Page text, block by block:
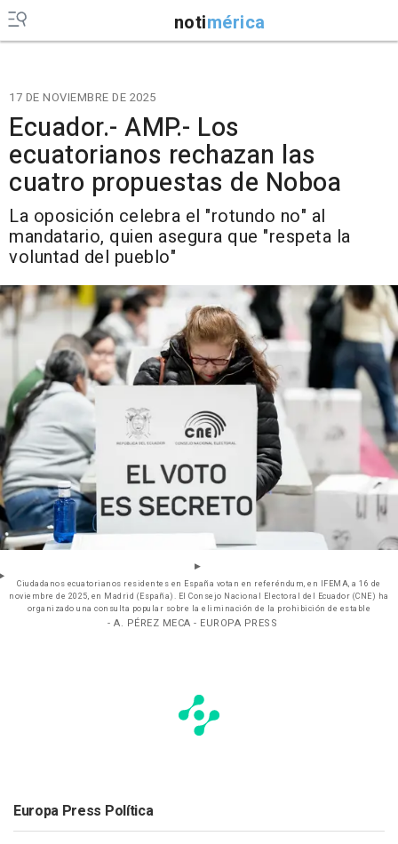
notimérica
17 DE NOVIEMBRE DE 2025
Ecuador.- AMP.- Los
ecuatorianos rechazan las
cuatro propuestas de Noboa
La oposición celebra el "rotundo no" al
mandatario, quien asegura que "respeta la
voluntad del pueblo"
Ciudadanos ecuatorianos residentes en España votan en referéndum, en IFEMA, a 16 de
noviembre de 2025, en Madrid (España). El Consejo Nacional Electoral del Ecuador (CNE) ha
organizado una consulta popular sobre la eliminación de la prohibición de estable
- A. PÉREZ MECA - EUROPA PRESS
Europa Press Política